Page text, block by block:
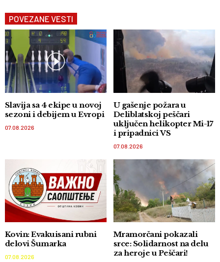
POVEZANE VESTI
Slavija sa 4 ekipe u novoj
sezoni i debijem u Evropi
07.08.2026
U gašenje požara u
Deliblatskoj peščari
uključen helikopter Mi-17
i pripadnici VS
07.08.2026
Kovin: Evakuisani rubni
delovi Šumarka
07.08.2026
Mramorčani pokazali
srce: Solidarnost na delu
za heroje u Peščari!